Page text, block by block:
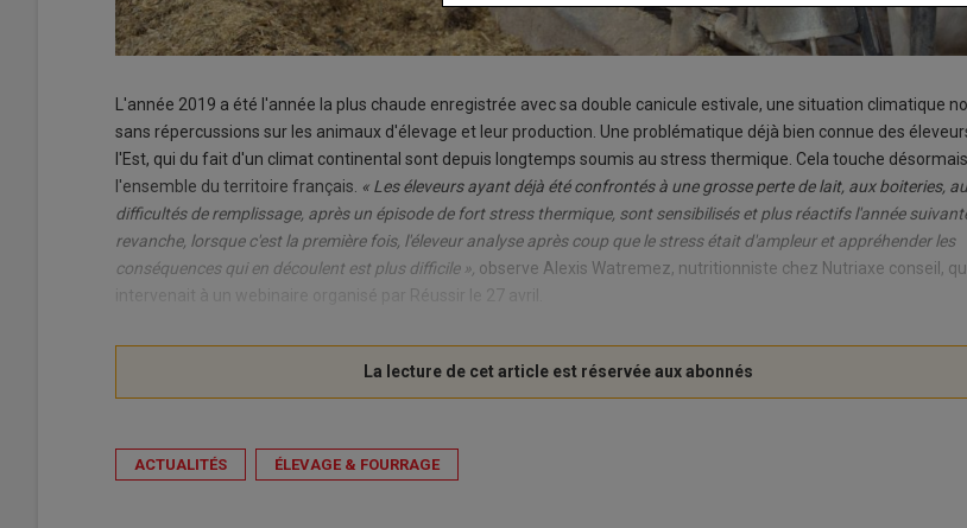
L'année 2019 a été l'année la plus chaude enregistrée avec sa double canicule estivale, une situation climatique
sans répercussions sur les animaux d'élevage et leur production. Une problématique déjà bien connue des
l'Est, qui du fait d'un climat continental sont depuis longtemps soumis au stress thermique. Cela touche désormais
l'ensemble du territoire français. « Les éleveurs ayant déjà été confrontés à une grosse perte de lait, aux boiteries,
difficultés de remplissage, après un épisode de fort stress thermique, sont sensibilisés et plus réactifs l'année
revanche, lorsque c'est la première fois, l'éleveur analyse après coup que le stress était d'ampleur et appréhender les
conséquences qui en découlent est plus difficile », observe Alexis Watremez, nutritionniste chez Nutriaxe conseil,
intervenait à un webinaire organisé par Réussir le 27 avril.
ACTUALITÉS ÉLEVAGE & FOURRAGE